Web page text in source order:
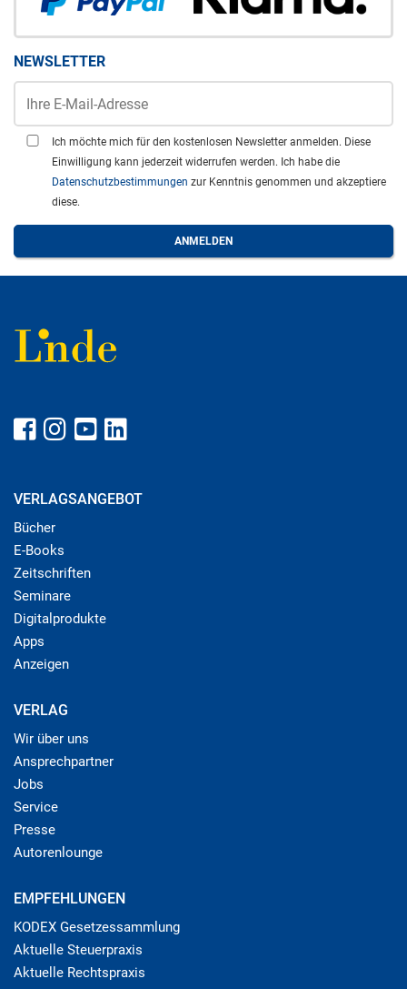
NEWSLETTER
Ich möchte mich für den kostenlosen Newsletter anmelden. Diese
Einwilligung kann jederzeit widerrufen werden. Ich habe die
Datenschutzbestimmungen zur Kenntnis genommen und akzeptiere
diese.
VERLAGSANGEBOT
Bücher
E-Books
Zeitschriften
Seminare
Digitalprodukte
Apps
Anzeigen
VERLAG
Wir über uns
Ansprechpartner
Jobs
Service
Presse
Autorenlounge
EMPFEHLUNGEN
KODEX Gesetzessammlung
Aktuelle Steuerpraxis
Aktuelle Rechtspraxis